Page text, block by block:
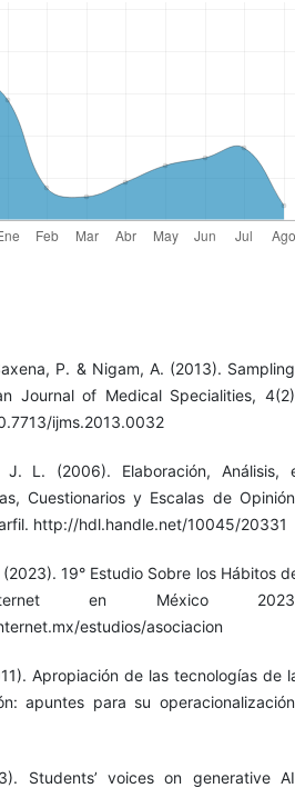
P. & Nigam, A. (2013).
Journal of Medical Specialities,
ijms.2013.0032
J. L. (2006). Elaboración, Análisis,
Cuestionarios y Escalas de
http://hdl.handle.net/10045/20331
19° Estudio Sobre los Hábitos
en México
estudios/asociacion
Apropiación de las tecnologías de
apuntes para su
Students’ voices on generative